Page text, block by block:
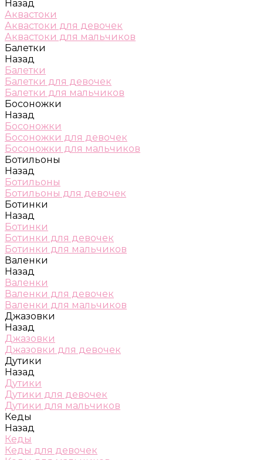
Назад
Аквастоки
Аквастоки для девочек
Аквастоки для мальчиков
Балетки
Назад
Балетки
Балетки для девочек
Балетки для мальчиков
Босоножки
Назад
Босоножки
Босоножки для девочек
Босоножки для мальчиков
Ботильоны
Назад
Ботильоны
Ботильоны для девочек
Ботинки
Назад
Ботинки
Ботинки для девочек
Ботинки для мальчиков
Валенки
Назад
Валенки
Валенки для девочек
Валенки для мальчиков
Джазовки
Назад
Джазовки
Джазовки для девочек
Дутики
Назад
Дутики
Дутики для девочек
Дутики для мальчиков
Кеды
Назад
Кеды
Кеды для девочек